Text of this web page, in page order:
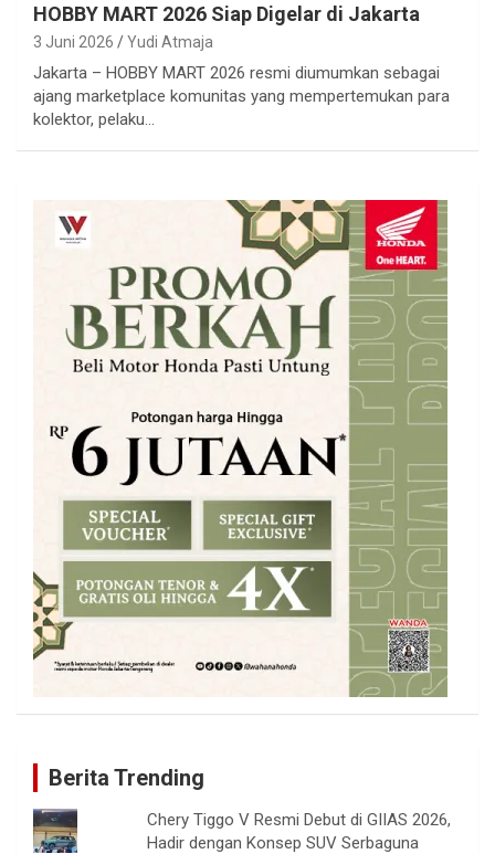
HOBBY MART 2026 Siap Digelar di Jakarta
3 Juni 2026 Yudi Atmaja
Jakarta – HOBBY MART 2026 resmi diumumkan sebagai
ajang marketplace komunitas yang mempertemukan para
kolektor, pelaku…
Berita Trending
Chery Tiggo V Resmi Debut di GIIAS 2026,
Hadir dengan Konsep SUV Serbaguna